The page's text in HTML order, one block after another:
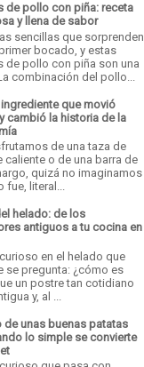
de pollo con piña: receta
y llena de sabor
sencillas que sorprenden
bocado, y estas
de pollo con piña son una
combinación del pollo...
que movió
cambió la historia de la
de una taza de
caliente o de una barra de
quizá no imaginamos
fue, literal...
helado: de los
antiguos a tu cocina en
en el helado que
se pregunta: ¿cómo es
un postre tan cotidiano
y, al ...
de unas buenas patatas
lo simple se convierte